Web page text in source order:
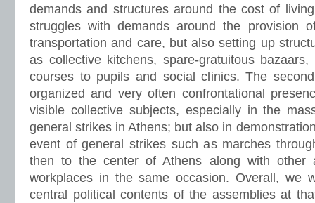
demands and structures around the cost of
struggles with demands around the provision
transportation and care, but also setting up
as collective kitchens, spare-gratuitous bazaars,
courses to pupils and social clinics. The
organized and very often confrontational
visible collective subjects, especially in the
general strikes in Athens; but also in
event of general strikes such as marches
then to the center of Athens along with other
workplaces in the same occasion. Overall, we
central political contents of the assemblies at